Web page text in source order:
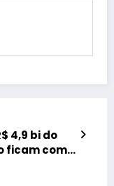
4,9 bi do
ficam com